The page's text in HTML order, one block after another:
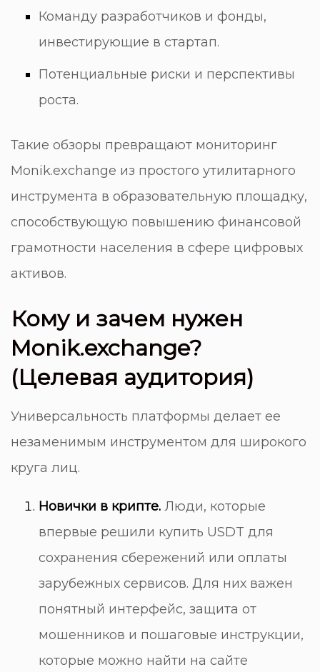
Команду разработчиков и фонды,
инвестирующие в стартап.
Потенциальные риски и перспективы
роста.
Такие обзоры превращают мониторинг
Monik.exchange из простого утилитарного
инструмента в образовательную площадку,
способствующую повышению финансовой
грамотности населения в сфере цифровых
активов.
Кому и зачем нужен
Monik.exchange?
(Целевая аудитория)
Универсальность платформы делает ее
незаменимым инструментом для широкого
круга лиц.
Новички в крипте.Люди, которые
впервые решили купить USDT для
сохранения сбережений или оплаты
зарубежных сервисов. Для них важен
понятный интерфейс, защита от
мошенников и пошаговые инструкции,
которые можно найти на сайте